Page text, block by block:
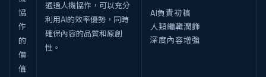
協
作
的
價
值
通過人機協作，可以充分
利用AI的效率優勢，同時
確保內容的品質和原創
性。
AI負責初稿
人類編輯潤飾
深度內容增強